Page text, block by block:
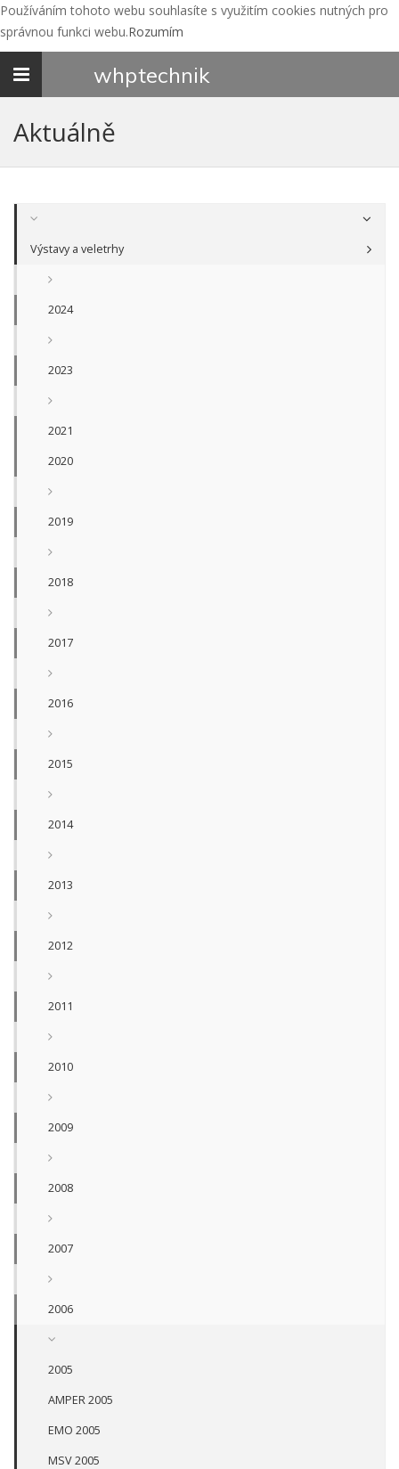
Používáním tohoto webu souhlasíte s využitím cookies nutných pro
správnou funkci webu.Rozumím
Toggle
whptechnik
Aktuálně
Výstavy a veletrhy
2024
2023
2021
2020
2019
2018
2017
2016
2015
2014
2013
2012
2011
2010
2009
2008
2007
2006
2005
AMPER 2005
EMO 2005
MSV 2005